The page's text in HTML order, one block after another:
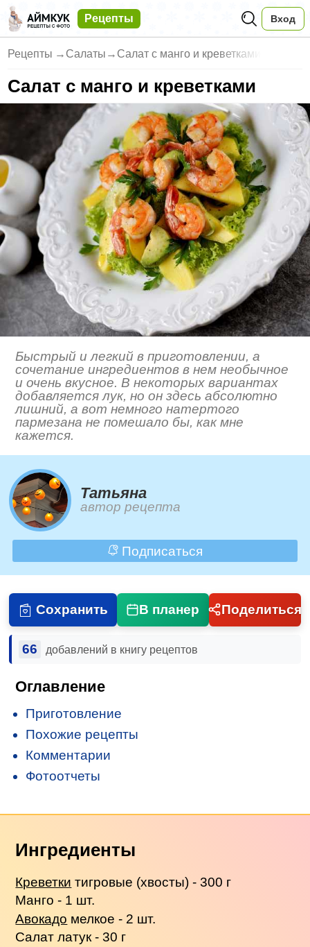
Рецепты Вход
Рецепты → Салаты → Салат с манго и креветками
Салат с манго и креветками
Быстрый и легкий в приготовлении, а
сочетание ингредиентов в нем необычное
и очень вкусное. В некоторых вариантах
добавляется лук, но он здесь абсолютно
лишний, а вот немного натертого
пармезана не помешало бы, как мне
кажется.
Татьяна
автор рецепта
Подписаться
Сохранить В планер Поделиться
66 добавлений в книгу рецептов
Оглавление
Приготовление
Похожие рецепты
Комментарии
Фотоотчеты
Ингредиенты
Креветки тигровые (хвосты) - 300 г
Манго - 1 шт.
Авокадо мелкое - 2 шт.
Салат латук - 30 г